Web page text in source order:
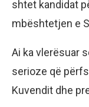
shtet kandidat
mbështetjen e
Ai ka vlerësuar
serioze që
Kuvendit dhe